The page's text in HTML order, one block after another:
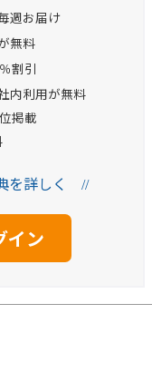
週お届け
無料
割引
内利用が無料
掲載
を詳しく //